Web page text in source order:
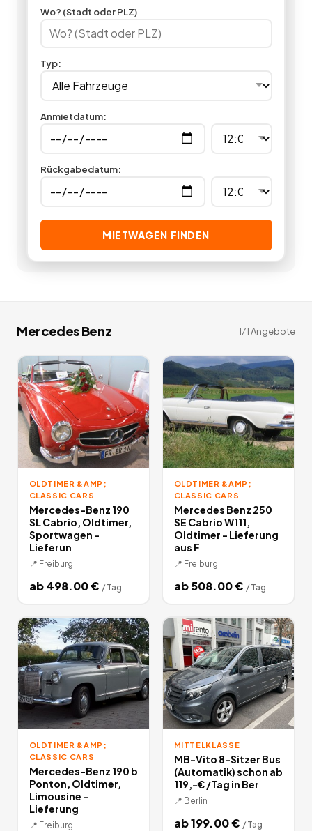
Wo? (Stadt oder PLZ)
Typ:
Anmietdatum:
Rückgabedatum:
MIETWAGEN FINDEN
Mercedes Benz 171Angebote
OLDTIMER &AMP;
CLASSIC CARS
Mercedes-Benz 190
SL Cabrio, Oldtimer,
Sportwagen -
Lieferun
📍 Freiburg
ab498.00€ / Tag
OLDTIMER &AMP;
CLASSIC CARS
Mercedes Benz 250
SE Cabrio W111,
Oldtimer - Lieferung
aus F
📍 Freiburg
ab508.00€ / Tag
OLDTIMER &AMP;
CLASSIC CARS
Mercedes-Benz 190 b
Ponton, Oldtimer,
Limousine -
Lieferung
📍 Freiburg
MITTELKLASSE
MB-Vito 8-Sitzer Bus
(Automatik) schon ab
119,-€ /Tag in Ber
📍 Berlin
ab199.00€ / Tag